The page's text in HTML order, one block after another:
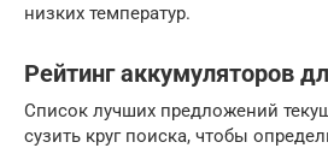
низких температур.
Рейтинг аккумуляторов
Список лучших предложений
сузить круг поиска, чтобы